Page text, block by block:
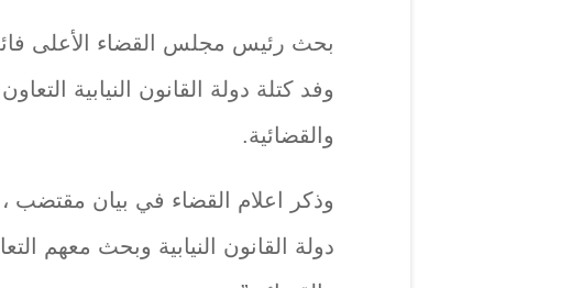
بحث رئيس مجلس القضاء الأعلى فائق
وفد كتلة دولة القانون النيابية
والقضائية.
وذكر اعلام القضاء في بيان مقتضب
دولة القانون النيابية وبحث معهم